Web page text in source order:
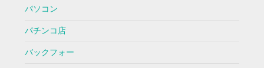
パソコン
パチンコ店
バックフォー